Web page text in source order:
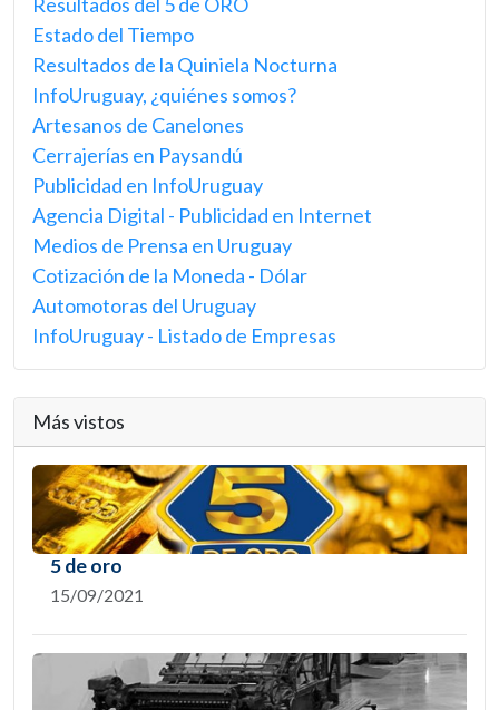
Resultados del 5 de ORO
Estado del Tiempo
Resultados de la Quiniela Nocturna
InfoUruguay, ¿quiénes somos?
Artesanos de Canelones
Cerrajerías en Paysandú
Publicidad en InfoUruguay
Agencia Digital - Publicidad en Internet
Medios de Prensa en Uruguay
Cotización de la Moneda - Dólar
Automotoras del Uruguay
InfoUruguay - Listado de Empresas
Más vistos
5 de oro
15/09/2021